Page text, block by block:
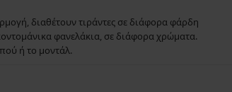
διαθέτουν τιράντες σε διάφορα φάρδη
φανελάκια, σε διάφορα χρώματα.
ή το μοντάλ.